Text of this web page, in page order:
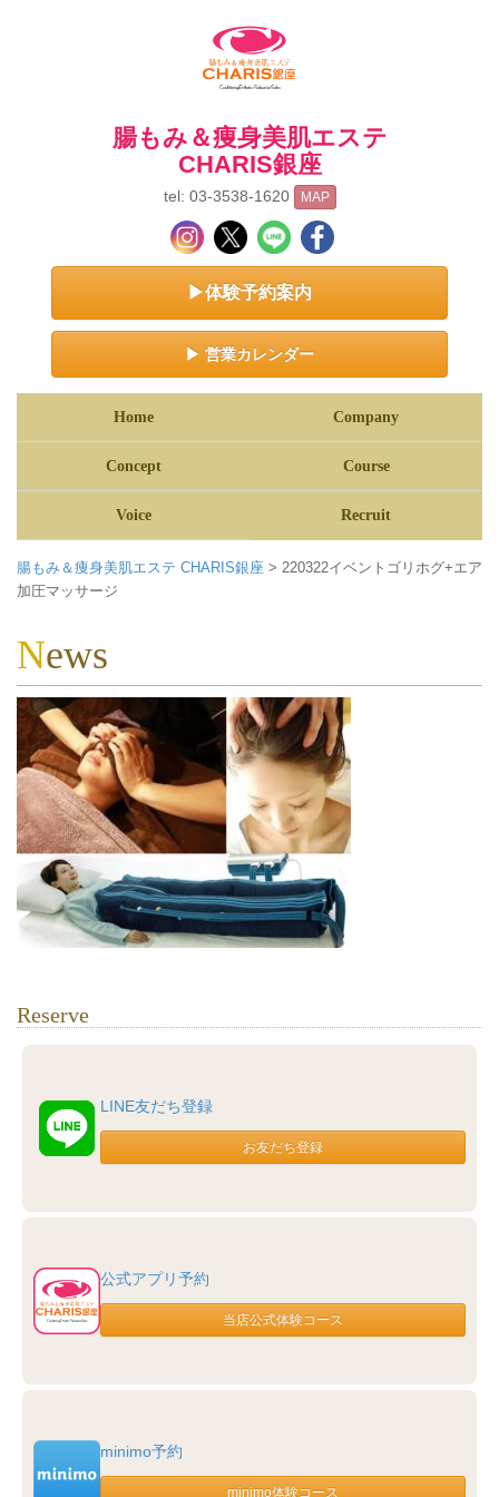
腸もみ＆痩身美肌エステ
CHARIS銀座
tel: 03-3538-1620 MAP
▶体験予約案内
▶ 営業カレンダー
Home Company
Concept Course
Voice Recruit
腸もみ＆痩身美肌エステ CHARIS銀座 > 220322イベントゴリホグ+エア
加圧マッサージ
News
Reserve
LINE友だち登録
公式アプリ予約
minimo予約